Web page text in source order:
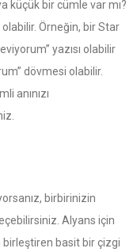
küçük bir cümle var mı?
Örneğin, bir Star
yazısı olabilir
dövmesi olabilir.
anınızı
birbirinizin
Alyans için
birleştiren basit bir çizgi